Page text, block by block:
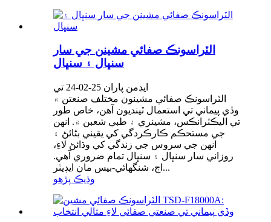
الٽراسونڪ صفائي مشينن جي سار
سنڀال ۽ سنڀال
ايڊمن پاران 25-02-24 تي
الٽراسونڪ صفائي مشينون مختلف صنعتن ۾
وڏي پيماني تي استعمال ٿينديون آهن، خاص طور
تي اليڪٽرانڪس، مشينري ۽ طبي شعبن ۾. انهن
جي مستحڪم ڪارڪردگي کي يقيني بڻائڻ ۽
انهن جي سروس جي زندگي کي وڌائڻ لاءِ،
روزاني سار سنڀال ۽ سنڀال تمام ضروري آهي.
اڄ، شنگھائي-بيس مان ايڊيٽر...
وڌيڪ پڙهو